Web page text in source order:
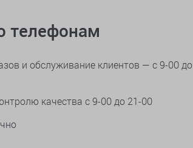
телефонам
и обслуживание клиентов — с 9-00 до
качества с 9-00 до 21-00